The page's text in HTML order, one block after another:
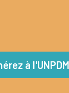
à l'UNPDM